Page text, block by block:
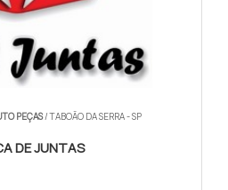
PEÇAS/ TABOÃO DA SERRA - SP
DE JUNTAS